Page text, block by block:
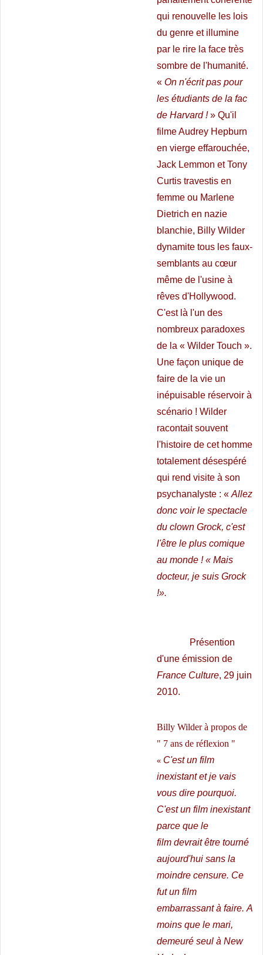
qui renouvelle les lois
du genre et illumine
par le rire la face très
sombre de l'humanité.
« On n'écrit pas pour
les étudiants de la fac
de Harvard !» Qu'il
filme Audrey Hepburn
en vierge effarouchée,
Jack Lemmon et Tony
Curtis travestis en
femme ou Marlene
Dietrich en nazie
blanchie, Billy Wilder
dynamite tous les faux-
semblants au cœur
même de l'usine à
rêves d'Hollywood.
C'est là l'un des
nombreux paradoxes
de la « Wilder Touch ».
Une façon unique de
faire de la vie un
inépuisable réservoir à
scénario ! Wilder
racontait souvent
l'histoire de cet homme
totalement désespéré
qui rend visite à son
psychanalyste : « Allez
donc voir le spectacle
du clown Grock, c'est
l'être le plus comique
au monde ! « Mais
docteur, je suis Grock
!».
Présention
d'une émission de
France Culture, 29 juin
2010.
Billy Wilder à propos de
" 7 ans de réflexion "
« C'est un film
inexistant et je vais
vous dire pourquoi.
C'est un film inexistant
parce que le
film devrait être tourné
aujourd'hui sans la
moindre censure. Ce
fut un film
embarrassant à faire. A
moins que le mari,
demeuré seul à New